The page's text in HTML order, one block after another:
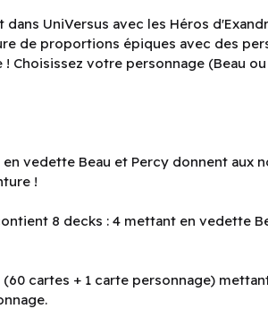
UniVersus avec les Héros
de proportions épiques avec des
Choisissez votre personnage (Beau
vedette Beau et Percy donnent aux
!
8 decks : 4 mettant en vedette
cartes + 1 carte personnage)